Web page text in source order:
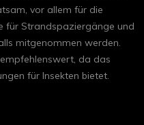
vor allem für die
für Strandspaziergänge und
mitgenommen werden.
da das
für Insekten bietet.